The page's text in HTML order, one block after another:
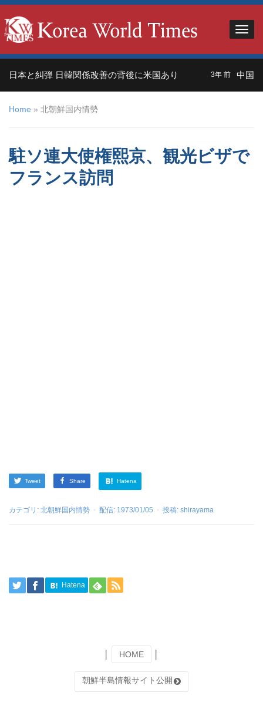
本と糾弾 日韓関係改善の背後に米国あり 3年 前 中国人観
Home » 北朝鮮国内情勢
駐ソ連大使権熙京、観光ビザで
フランス訪問
Tweet Share Hatena
カテゴリ: 北朝鮮国内情勢 配信: 1973/01/05 投稿: shirayama
Hatena
HOME
朝鮮半島情報サイト公開